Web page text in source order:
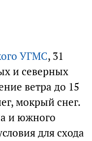
УГМС, 31
и северных
ветра до 15
мокрый снег.
и южного
для схода